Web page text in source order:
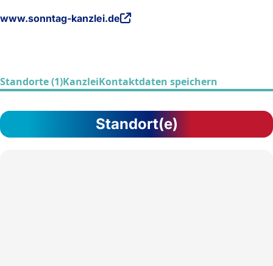
www.sonntag-kanzlei.de
Standorte (1)KanzleiKontaktdaten speichern
Standort(e)